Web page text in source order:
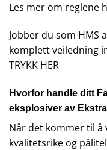
Les mer om reglene
Jobber du som HMS
komplett veiledning
TRYKK HER
Hvorfor handle ditt
eksplosiver av
Når det kommer til å
kvalitetsrike og